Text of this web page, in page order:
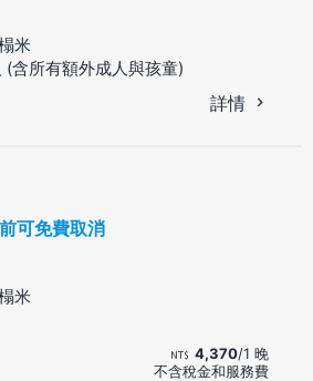
米
含所有額外成人與孩童)
詳情
可免費取消
米
4,370/1 晚
不含稅金和服務費